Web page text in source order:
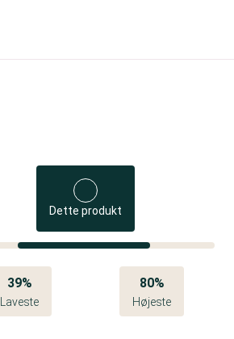
Dette produkt
39%
Laveste
80%
Højeste